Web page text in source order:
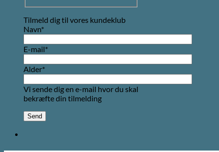
Tilmeld dig til vores kundeklub
Navn*
E-mail*
Alder*
Vi sende dig en e-mail hvor du skal
bekræfte din tilmelding